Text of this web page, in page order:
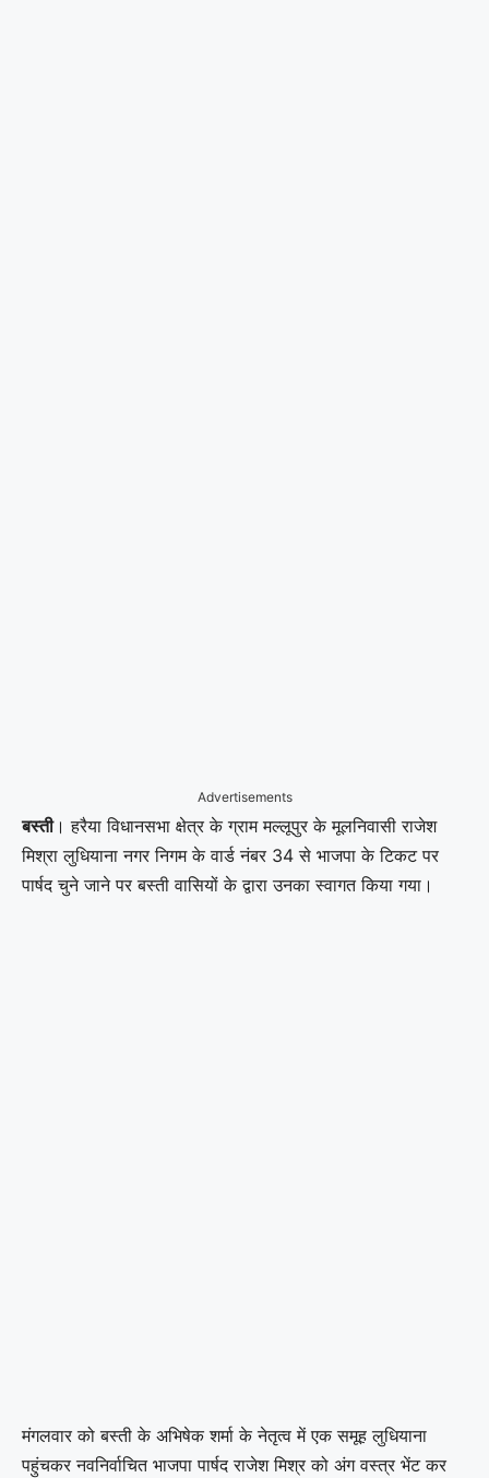
Advertisements
बस्ती। हरैया विधानसभा क्षेत्र के ग्राम मल्लूपुर के मूलनिवासी राजेश
मिश्रा लुधियाना नगर निगम के वार्ड नंबर 34 से भाजपा के टिकट पर
पार्षद चुने जाने पर बस्ती वासियों के द्वारा उनका स्वागत किया गया।
मंगलवार को बस्ती के अभिषेक शर्मा के नेतृत्व में एक समूह लुधियाना
पहुंचकर नवनिर्वाचित भाजपा पार्षद राजेश मिश्र को अंग वस्त्र भेंट कर